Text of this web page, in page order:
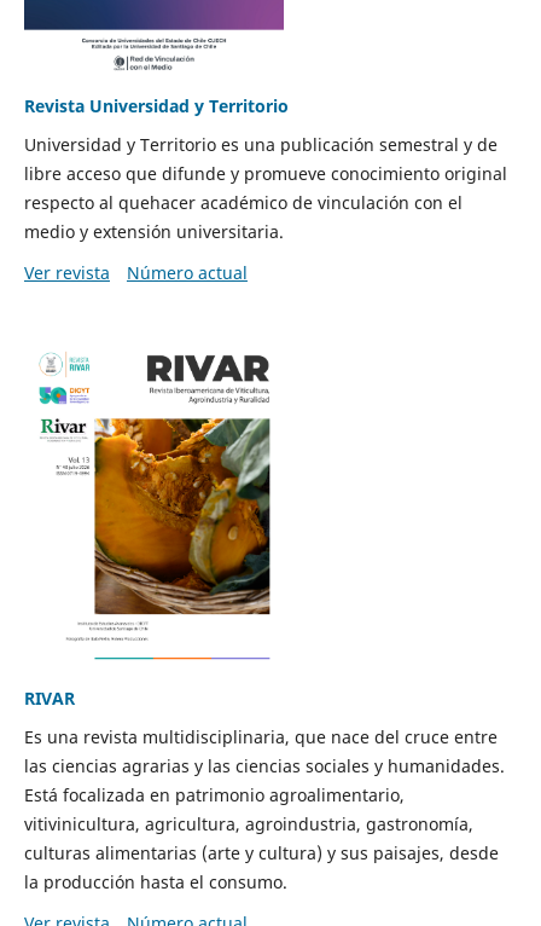
Revista Universidad y Territorio
Universidad y Territorio es una publicación semestral y de
libre acceso que difunde y promueve conocimiento original
respecto al quehacer académico de vinculación con el
medio y extensión universitaria.
Ver revista
Número actual
RIVAR
Es una revista multidisciplinaria, que nace del cruce entre
las ciencias agrarias y las ciencias sociales y humanidades.
Está focalizada en patrimonio agroalimentario,
vitivinicultura, agricultura, agroindustria, gastronomía,
culturas alimentarias (arte y cultura) y sus paisajes, desde
la producción hasta el consumo.